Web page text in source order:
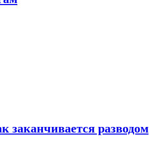
заканчивается разводом